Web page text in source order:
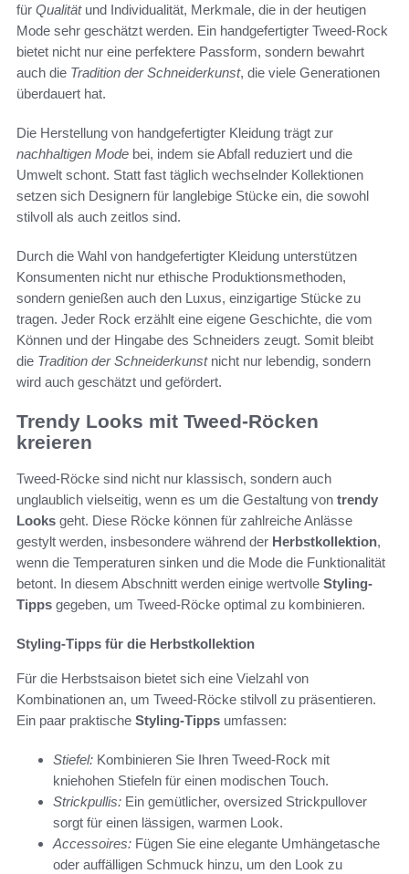
für Qualitätund Individualität, Merkmale, die in der heutigen
Mode sehr geschätzt werden. Ein handgefertigter Tweed-Rock
bietet nicht nur eine perfektere Passform, sondern bewahrt
auch die Tradition der Schneiderkunst, die viele Generationen
überdauert hat.
Die Herstellung von handgefertigter Kleidung trägt zur
nachhaltigen Mode bei, indem sie Abfall reduziert und die
Umwelt schont. Statt fast täglich wechselnder Kollektionen
setzen sich Designern für langlebige Stücke ein, die sowohl
stilvoll als auch zeitlos sind.
Durch die Wahl von handgefertigter Kleidung unterstützen
Konsumenten nicht nur ethische Produktionsmethoden,
sondern genießen auch den Luxus, einzigartige Stücke zu
tragen. Jeder Rock erzählt eine eigene Geschichte, die vom
Können und der Hingabe des Schneiders zeugt. Somit bleibt
die Tradition der Schneiderkunstnicht nur lebendig, sondern
wird auch geschätzt und gefördert.
Trendy Looks mit Tweed-Röcken
kreieren
Tweed-Röcke sind nicht nur klassisch, sondern auch
unglaublich vielseitig, wenn es um die Gestaltung von trendy
Looks geht. Diese Röcke können für zahlreiche Anlässe
gestylt werden, insbesondere während der Herbstkollektion,
wenn die Temperaturen sinken und die Mode die Funktionalität
betont. In diesem Abschnitt werden einige wertvolle Styling-
Tipps gegeben, um Tweed-Röcke optimal zu kombinieren.
Styling-Tipps für die Herbstkollektion
Für die Herbstsaison bietet sich eine Vielzahl von
Kombinationen an, um Tweed-Röcke stilvoll zu präsentieren.
Ein paar praktische Styling-Tipps umfassen:
Stiefel: Kombinieren Sie Ihren Tweed-Rock mit
kniehohen Stiefeln für einen modischen Touch.
Strickpullis: Ein gemütlicher, oversized Strickpullover
sorgt für einen lässigen, warmen Look.
Accessoires: Fügen Sie eine elegante Umhängetasche
oder auffälligen Schmuck hinzu, um den Look zu